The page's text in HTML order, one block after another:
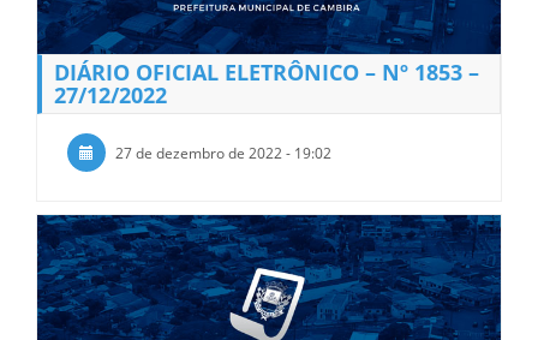
DIÁRIO OFICIAL ELETRÔNICO – Nº 1853 –
27/12/2022
27 de dezembro de 2022 - 19:02